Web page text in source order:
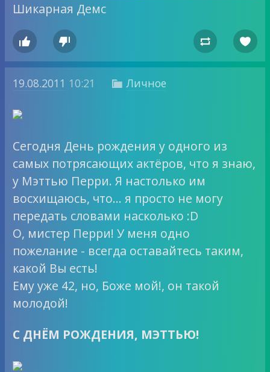
Шикарная Демс
   
19.08.2011 10:21  Личное
Сегодня День рождения у одного из
самых потрясающих актёров, что я знаю,
у Мэттью Перри. Я настолько им
восхищаюсь, что… я просто не могу
передать словами насколько :D
О, мистер Перри! У меня одно
пожелание - всегда оставайтесь таким,
какой Вы есть!
Ему уже 42, но, Боже мой!, он такой
молодой!
С ДНЁМ РОЖДЕНИЯ, МЭТТЬЮ!